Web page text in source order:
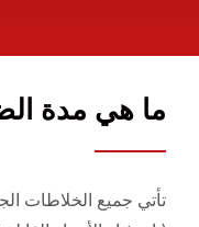
الطعام
30 عامًا | Seven Castle
ما هي مدة
تأتي جميع الخلاطات